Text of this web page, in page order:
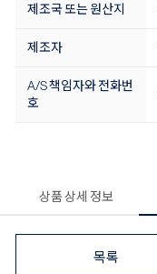
제조국 또는 원산지
제조자
A/S 책임자와 전화번
호
상품 상세 정보
목록